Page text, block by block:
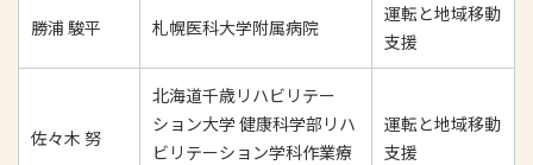
勝浦 駿平 札幌医科大学附属病院
運転と地域移動
支援
佐々木 努
北海道千歳リハビリテー
ション大学 健康科学部リハ
ビリテーション学科作業療
運転と地域移動
支援